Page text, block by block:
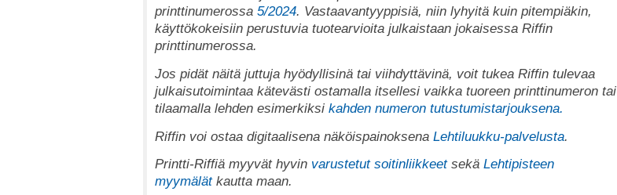
printtinumerossa 5/2024. Vastaavantyyppisiä, niin lyhyitä kuin pitempiäkin,
käyttökokeisiin perustuvia tuotearvioita julkaistaan jokaisessa Riffin
printtinumerossa.
Jos pidät näitä juttuja hyödyllisinä tai viihdyttävinä, voit tukea Riffin tulevaa
julkaisutoimintaa kätevästi ostamalla itsellesi vaikka tuoreen printtinumeron tai
tilaamalla lehden esimerkiksi kahden numeron tutustumistarjouksena.
Riffin voi ostaa digitaalisena näköispainoksena Lehtiluukku-palvelusta.
Printti-Riffiä myyvät hyvin varustetut soitinliikkeet sekä Lehtipisteen
myymälätkautta maan.